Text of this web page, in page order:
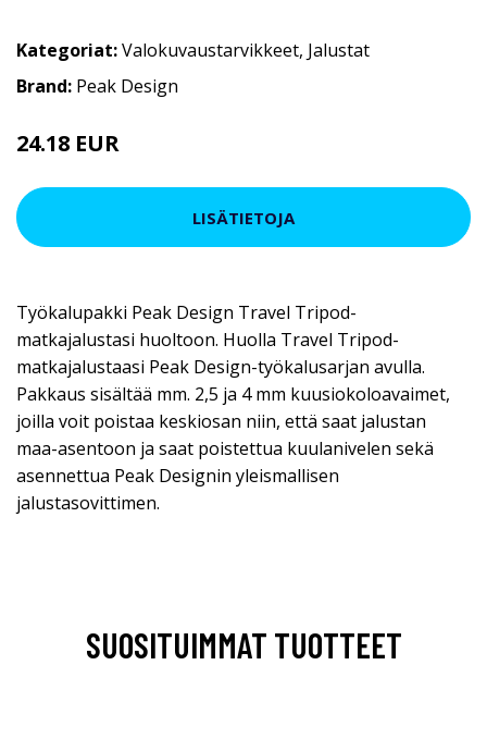
Kategoriat:Valokuvaustarvikkeet, Jalustat
Brand: Peak Design
24.18 EUR
LISÄTIETOJA
Työkalupakki Peak Design Travel Tripod-
matkajalustasi huoltoon. Huolla Travel Tripod-
matkajalustaasi Peak Design-työkalusarjan avulla.
Pakkaus sisältää mm. 2,5 ja 4 mm kuusiokoloavaimet,
joilla voit poistaa keskiosan niin, että saat jalustan
maa-asentoon ja saat poistettua kuulanivelen sekä
asennettua Peak Designin yleismallisen
jalustasovittimen.
SUOSITUIMMAT TUOTTEET